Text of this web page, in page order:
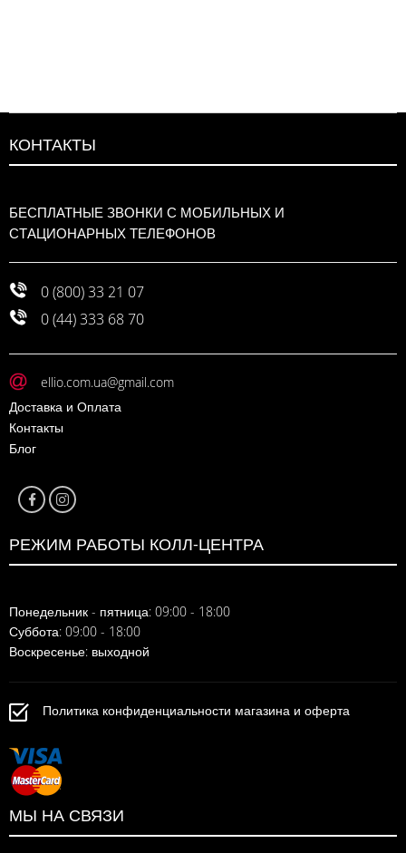
КОНТАКТЫ
БЕСПЛАТНЫЕ ЗВОНКИ С МОБИЛЬНЫХ И
СТАЦИОНАРНЫХ ТЕЛЕФОНОВ
0 (800) 33 21 07
0 (44) 333 68 70
ellio.com.ua@gmail.com
Доставка и Оплата
Контакты
Блог
РЕЖИМ РАБОТЫ КОЛЛ-ЦЕНТРА
Понедельник - пятница: 09:00 - 18:00
Суббота: 09:00 - 18:00
Воскресенье: выходной
Политика конфиденциальности магазина и оферта
МЫ НА СВЯЗИ